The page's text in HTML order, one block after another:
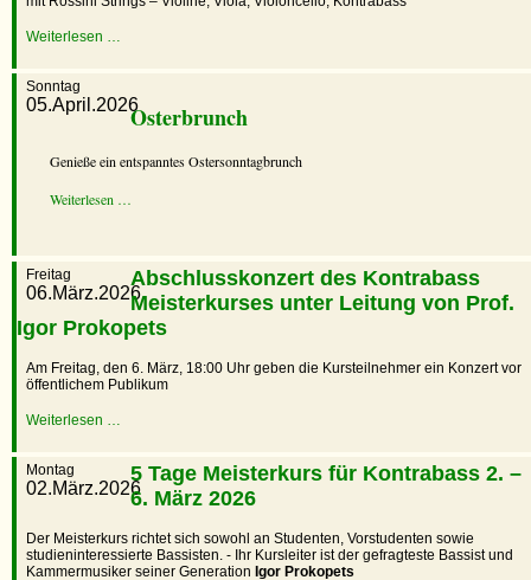
Weiterlesen …
Sonntag
05.April.2026Osterbrunch
Genieße ein entspanntes Ostersonntagbrunch
Weiterlesen …
Freitag
06.März.2026
Abschlusskonzert des Kontrabass
Meisterkurses unter Leitung von Prof.
Igor Prokopets
Am Freitag, den 6. März, 18:00 Uhr geben die Kursteilnehmer ein Konzert vor
öffentlichem Publikum
Weiterlesen …
Montag
02.März.2026
5 Tage Meisterkurs für Kontrabass 2. –
6. März 2026
Der Meisterkurs richtet sich sowohl an Studenten, Vorstudenten sowie
studieninteressierte Bassisten. - Ihr Kursleiter ist der gefragteste Bassist und
Kammermusiker seiner Generation Igor Prokopets